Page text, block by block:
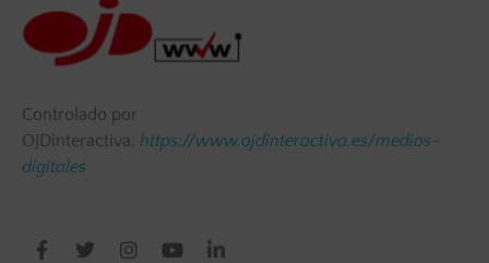
Controlado por
OJDinteractiva: https://www.ojdinteractiva.es/medios-
digitales